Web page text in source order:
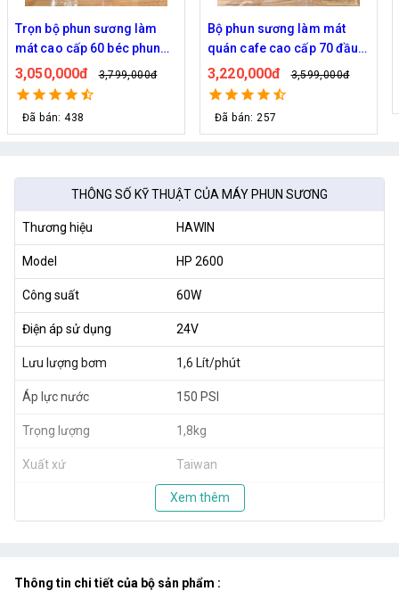
Trọn bộ phun sương làm
mát cao cấp 60 béc phun
bơm Hawin FOG-2703
3,050,000đ 3,799,000đ
Đã bán: 438
Bộ phun sương làm mát
quán cafe cao cấp 70 đầu
phun
3,220,000đ 3,599,000đ
Đã bán: 257
THÔNG SỐ KỸ THUẬT CỦA MÁY PHUN SƯƠNG
Thương hiệu HAWIN
Model HP 2600
Công suất 60W
Điện áp sử dụng 24V
Lưu lượng bơm 1,6 Lít/phút
Áp lực nước 150 PSI
Trọng lượng 1,8kg
Xuất xứ Taiwan
Xem thêm
Thông tin chi tiết của bộ sản phẩm :